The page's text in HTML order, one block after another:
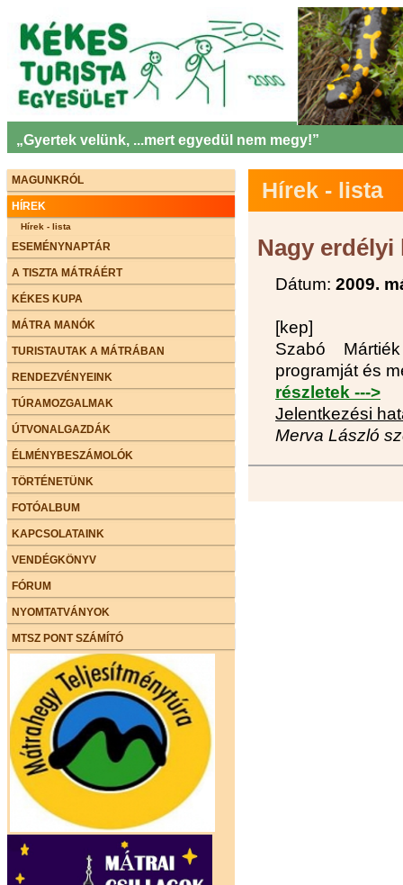
„Gyertek velünk, ...mert egyedül nem megy!”
MAGUNKRÓL
HÍREK
Hírek - lista
ESEMÉNYNAPTÁR
A TISZTA MÁTRÁÉRT
KÉKES KUPA
MÁTRA MANÓK
TURISTAUTAK A MÁTRÁBAN
RENDEZVÉNYEINK
TÚRAMOZGALMAK
ÚTVONALGAZDÁK
ÉLMÉNYBESZÁMOLÓK
TÖRTÉNETÜNK
FOTÓALBUM
KAPCSOLATAINK
VENDÉGKÖNYV
FÓRUM
NYOMTATVÁNYOK
MTSZ PONT SZÁMÍTÓ
Hírek - lista
Nagy
Dátum: 2009.
[kep]
Szabó
programját és
részletek --->
Jelentkezési
Merva László